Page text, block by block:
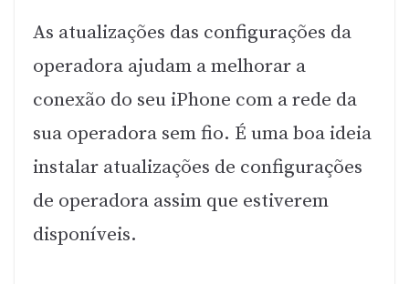
As atualizações das configurações da
operadora ajudam a melhorar a
conexão do seu iPhone com a rede da
sua operadora sem fio. É uma boa ideia
instalar atualizações de configurações
de operadora assim que estiverem
disponíveis.